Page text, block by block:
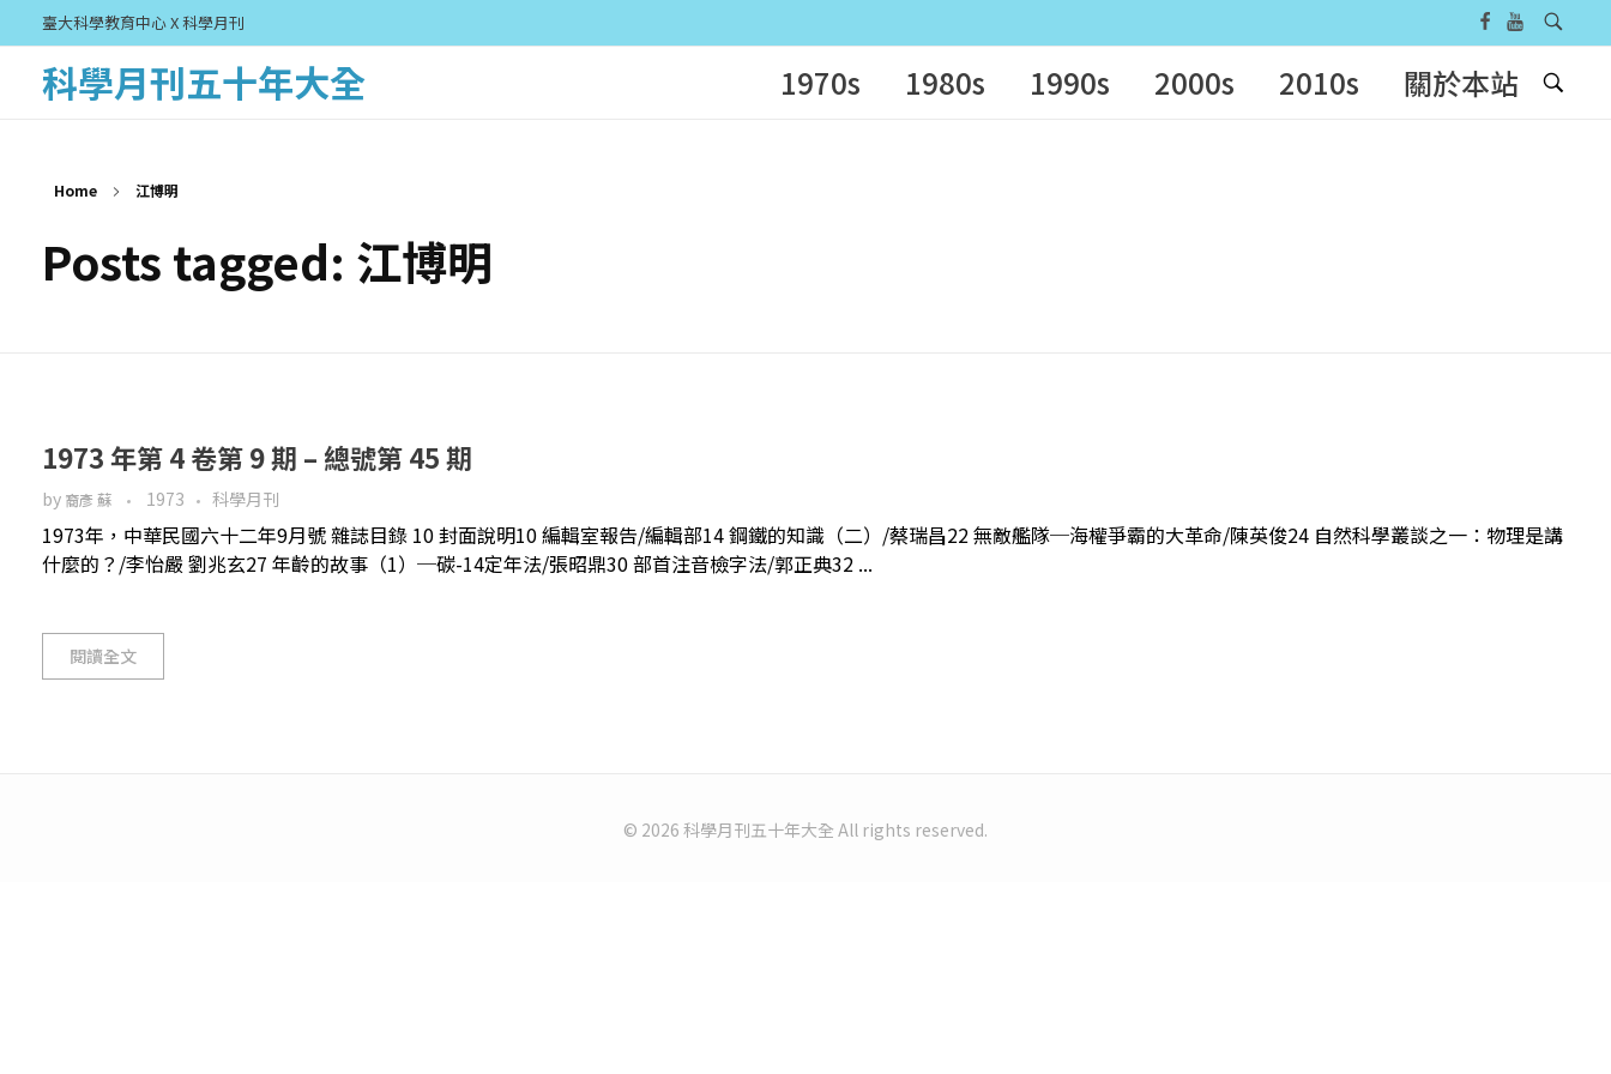
臺大科學教育中心 X 科學月刊
科學月刊五十年大全 1970s 1980s 1990s 2000s 2010s 關於本站
Home 江博明
Posts tagged: 江博明
1973 年第 4 卷第 9 期 – 總號第 45 期
by 裔彥 蘇 1973 科學月刊
1973年，中華民國六十二年9月號 雜誌目錄 10 封面說明10 編輯室報告/編輯部14 鋼鐵的知識（二）/蔡瑞昌22 無敵艦隊─海權爭霸的大革命/陳英俊24 自然科學叢談之一：物理是講
什麼的？/李怡嚴 劉兆玄27 年齡的故事（1）─碳-14定年法/張昭鼎30 部首注音檢字法/郭正典32 ...
閱讀全文
© 2026 科學月刊五十年大全 All rights reserved.